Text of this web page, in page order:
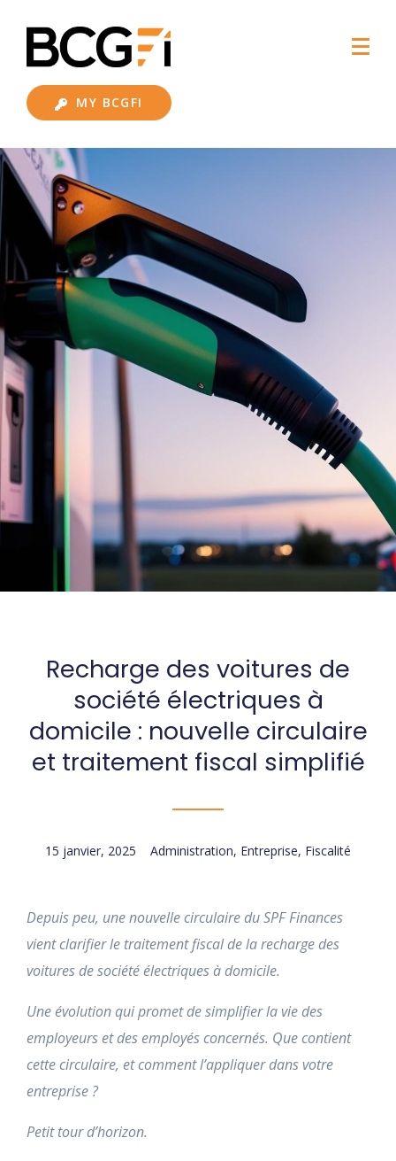
MY BCGFI
Recharge des voitures de
société électriques à
domicile : nouvelle circulaire
et traitement fiscal simplifié
15 janvier, 2025 Administration, Entreprise, Fiscalité
Depuis peu, une nouvelle circulaire du SPF Finances
vient clarifier le traitement fiscal de la recharge des
voitures de société électriques à domicile.
Une évolution qui promet de simplifier la vie des
employeurs et des employés concernés. Que contient
cette circulaire, et comment l’appliquer dans votre
entreprise ?
Petit tour d’horizon.